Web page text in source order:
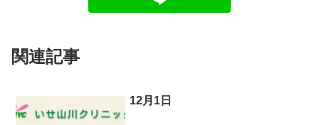
関連記事
12月1日